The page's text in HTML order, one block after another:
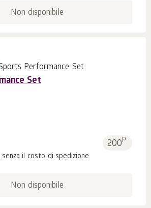
Non disponibile
Set
200p.
senza il costo di spedizione
Non disponibile